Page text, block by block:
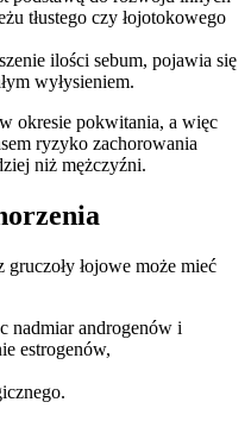
tłustego czy łojotokowego
ilości sebum, pojawia się
wyłysieniem.
okresie pokwitania, a więc
ryzyko zachorowania
niż mężczyźni.
łojowe może mieć
nadmiar androgenów i
estrogenów,